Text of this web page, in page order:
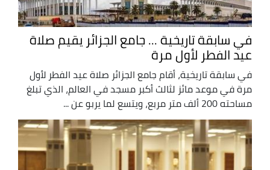
في سابقة تاريخية ... جامع الجزائر يقيم صلاة
عيد الفطر لأول مرة
في سابقة تاريخية، أقام جامع الجزائر صلاة عيد الفطر لأول
مرة في موعد مائز لثالث أكبر مسجد في العالم، الذي تبلغ
مساحته 200 ألف متر مربع، ويتسع لما يربو عن ...